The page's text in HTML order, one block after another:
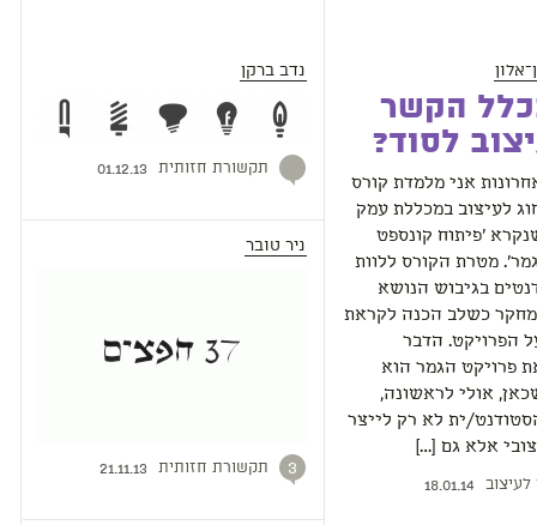
הקשר
לסוד?
אני מלמדת קורס
לעיצוב במכללת עמק
'פיתוח קונספט
מטרת הקורס ללוות
בגיבוש הנושא
כשלב הכנה לקראת
הפרויקט. הדבר
פרויקט הגמר הוא
אולי לראשונה,
ית לא רק לייצר
אלא גם […]
לעיצוב 18.01.14
נדב ברקן
תקשורת חזותית 01.12.13
ניר טובר
3 תקשורת חזותית 21.11.13